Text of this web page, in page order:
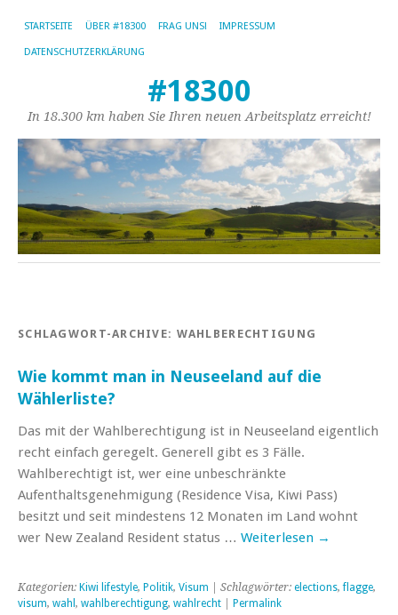
STARTSEITE ÜBER #18300 FRAG UNS! IMPRESSUM
DATENSCHUTZERKLÄRUNG
#18300
In 18.300 km haben Sie Ihren neuen Arbeitsplatz erreicht!
SCHLAGWORT-ARCHIVE: WAHLBERECHTIGUNG
Wie kommt man in Neuseeland auf die
Wählerliste?
Das mit der Wahlberechtigung ist in Neuseeland eigentlich
recht einfach geregelt. Generell gibt es 3 Fälle.
Wahlberechtigt ist, wer eine unbeschränkte
Aufenthaltsgenehmigung (Residence Visa, Kiwi Pass)
besitzt und seit mindestens 12 Monaten im Land wohnt
wer New Zealand Resident status … Weiterlesen →
Kategorien: Kiwi lifestyle, Politik, Visum | Schlagwörter: elections,flagge,
visum, wahl , wahlberechtigung, wahlrecht Permalink